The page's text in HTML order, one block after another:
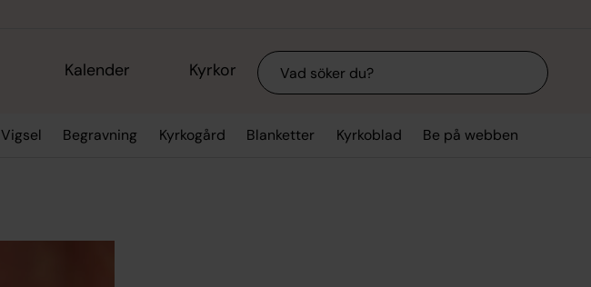
Kalender Kyrkor Sök
Vigsel Begravning Kyrkogård Blanketter Kyrkoblad Be på webben